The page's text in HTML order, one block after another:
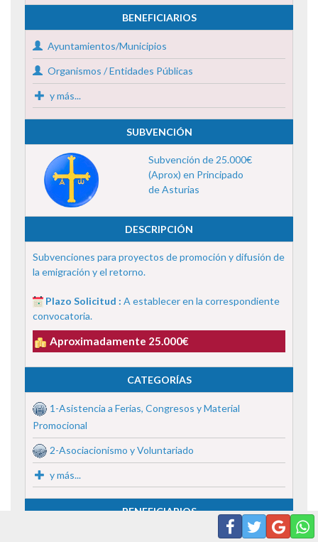
BENEFICIARIOS
Ayuntamientos/Municipios
Organismos / Entidades Públicas
y más...
SUBVENCIÓN
Subvención de 25.000€
(Aprox) en Principado
de Asturias
DESCRIPCIÓN
Subvenciones para proyectos de promoción y difusión de
la emigración y el retorno.
Plazo Solicitud : A establecer en la correspondiente
convocatoria.
Aproximadamente 25.000€
CATEGORÍAS
1-Asistencia a Ferias, Congresos y Material
Promocional
2-Asociacionismo y Voluntariado
y más...
BENEFICIARIOS